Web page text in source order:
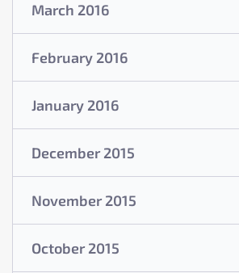
March 2016
February 2016
January 2016
December 2015
November 2015
October 2015